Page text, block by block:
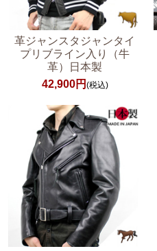
革ジャンスタジャンタイ
プリブライン入り（牛
革）日本製
42,900円 (税込)